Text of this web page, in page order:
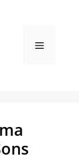
Menu